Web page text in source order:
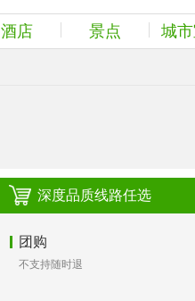
酒店 景点 城
深度品质线路任选
团购
不支持随时退